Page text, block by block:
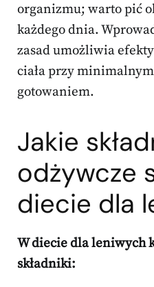
organizmu; warto pić
każdego dnia.
zasad umożliwia
ciała przy
gotowaniem.
Jakie
odżywcze
diecie dla
W diecie dla leniwych
składniki: